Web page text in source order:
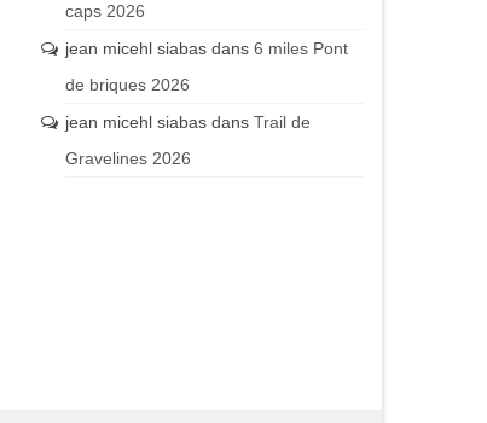
caps 2026
jean micehl siabasdans 6 miles Pont
de briques 2026
jean micehl siabasdans Trail de
Gravelines 2026